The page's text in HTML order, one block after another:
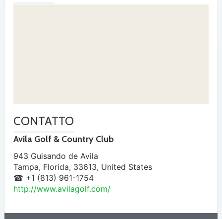
CONTATTO
Avila Golf & Country Club
943 Guisando de Avila
Tampa, Florida, 33613, United States
☎ +1 (813) 961-1754
http://www.avilagolf.com/